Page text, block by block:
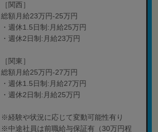
［関西］
総額月給23万円-25万円
・週休1.5日制:月給25万円
・週休2日制:月給23万円
［関東］
総額月給25万円-27万円
・週休1.5日制:月給27万円
・週休2日制:月給25万円
※経験や状況に応じて変動可能性有り
※中途社員は前職給与保証有（30万円程